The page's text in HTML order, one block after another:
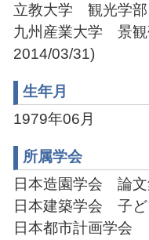
立教大学 観光学
九州産業大学 景
2014/03/31)
生年月
1979年06月
所属学会
日本造園学会 論
日本建築学会 子ど
日本都市計画学会